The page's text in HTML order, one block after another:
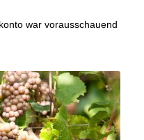
war vorausschauend